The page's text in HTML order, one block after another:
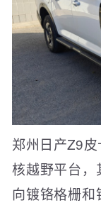
郑州日产Z9
核越野平台，
向镀铬格栅